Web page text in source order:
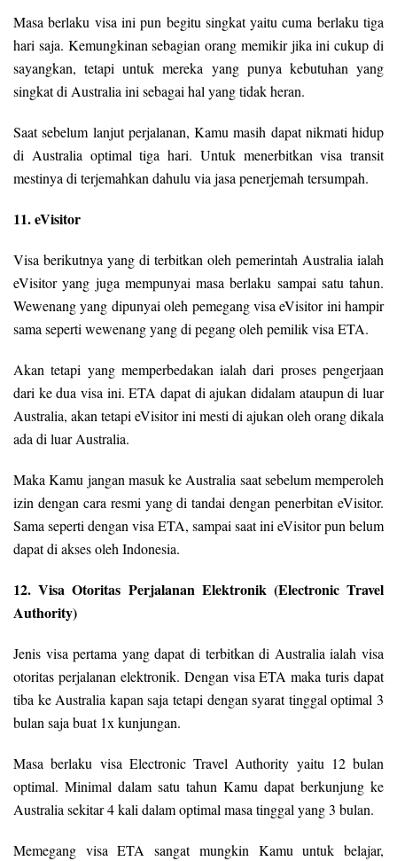
Masa berlaku visa ini pun begitu singkat yaitu cuma berlaku tiga
hari saja. Kemungkinan sebagian orang memikir jika ini cukup di
sayangkan, tetapi untuk mereka yang punya kebutuhan yang
singkat di Australia ini sebagai hal yang tidak heran.
Saat sebelum lanjut perjalanan, Kamu masih dapat nikmati hidup
di Australia optimal tiga hari. Untuk menerbitkan visa transit
mestinya di terjemahkan dahulu via jasa penerjemah tersumpah.
11. eVisitor
Visa berikutnya yang di terbitkan oleh pemerintah Australia ialah
eVisitor yang juga mempunyai masa berlaku sampai satu tahun.
Wewenang yang dipunyai oleh pemegang visa eVisitor ini hampir
sama seperti wewenang yang di pegang oleh pemilik visa ETA.
Akan tetapi yang memperbedakan ialah dari proses pengerjaan
dari ke dua visa ini. ETA dapat di ajukan didalam ataupun di luar
Australia, akan tetapi eVisitor ini mesti di ajukan oleh orang dikala
ada di luar Australia.
Maka Kamu jangan masuk ke Australia saat sebelum memperoleh
izin dengan cara resmi yang di tandai dengan penerbitan eVisitor.
Sama seperti dengan visa ETA, sampai saat ini eVisitor pun belum
dapat di akses oleh Indonesia.
12. Visa Otoritas Perjalanan Elektronik (Electronic Travel
Authority)
Jenis visa pertama yang dapat di terbitkan di Australia ialah visa
otoritas perjalanan elektronik. Dengan visa ETA maka turis dapat
tiba ke Australia kapan saja tetapi dengan syarat tinggal optimal 3
bulan saja buat 1x kunjungan.
Masa berlaku visa Electronic Travel Authority yaitu 12 bulan
optimal. Minimal dalam satu tahun Kamu dapat berkunjung ke
Australia sekitar 4 kali dalam optimal masa tinggal yang 3 bulan.
Memegang visa ETA sangat mungkin Kamu untuk belajar,